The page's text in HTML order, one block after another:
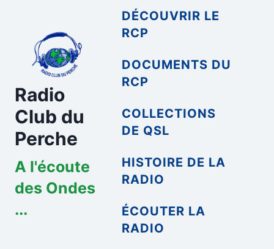
contenu
Radio
Club du
Perche
A l'écoute
des Ondes
...
DÉCOUVRIR LE
RCP
DOCUMENTS DU
RCP
COLLECTIONS
DE QSL
HISTOIRE DE LA
RADIO
ÉCOUTER LA
RADIO